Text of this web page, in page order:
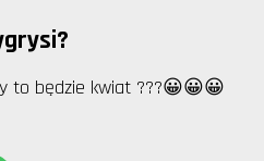
to będzie kwiat ???😀😀😀